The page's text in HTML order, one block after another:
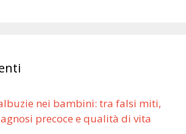
nei bambini: tra falsi miti,
precoce e qualità di vita